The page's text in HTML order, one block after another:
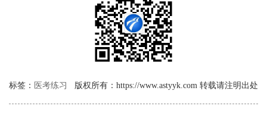
标签： 医考练习 版权所有：https://www.astyyk.com 转载请注明出处